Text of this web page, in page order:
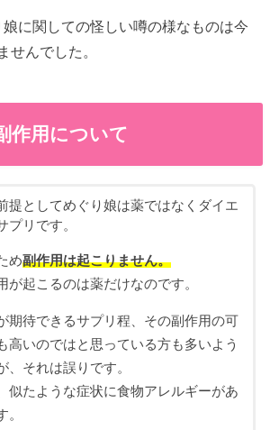
娘に関しての怪しい噂の様なものは今
せんでした。
作用について
提としてめぐり娘は薬ではなくダイエ
プリです。
め副作用は起こりません。
が起こるのは薬だけなのです。
期待できるサプリ程、その副作用の可
高いのではと思っている方も多いよう
、それは誤りです。
似たような症状に食物アレルギーがあ
。